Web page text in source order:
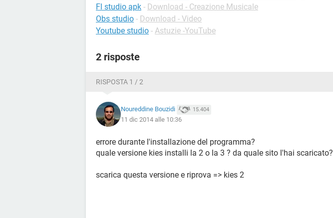
Fl studio apk - Download - Creazione Musicale
Obs studio - Download - Video
Youtube studio - Astuzie -YouTube
2 risposte
RISPOSTA 1 / 2
Noureddine Bouzidi 15.404
11 dic 2014 alle 10:36
errore durante l'installazione del programma?
quale versione kies installi la 2 o la 3 ? da quale sito l'hai scaricato?
scarica questa versione e riprova => kies 2